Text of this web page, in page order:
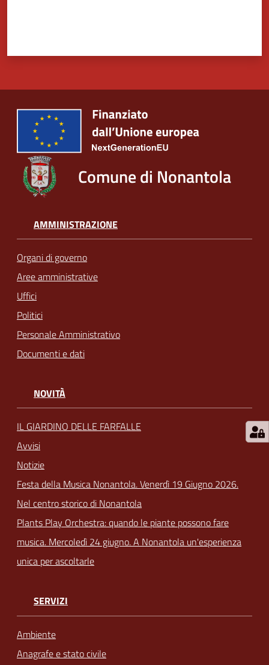
Comune di Nonantola
AMMINISTRAZIONE
Organi di governo
Aree amministrative
Uffici
Politici
Personale Amministrativo
Documenti e dati
NOVITÀ
IL GIARDINO DELLE FARFALLE
Avvisi
Notizie
Festa della Musica Nonantola. Venerdì 19 Giugno 2026.
Nel centro storico di Nonantola
Plants Play Orchestra: quando le piante possono fare
musica. Mercoledì 24 giugno. A Nonantola un'esperienza
unica per ascoltarle
SERVIZI
Ambiente
Anagrafe e stato civile